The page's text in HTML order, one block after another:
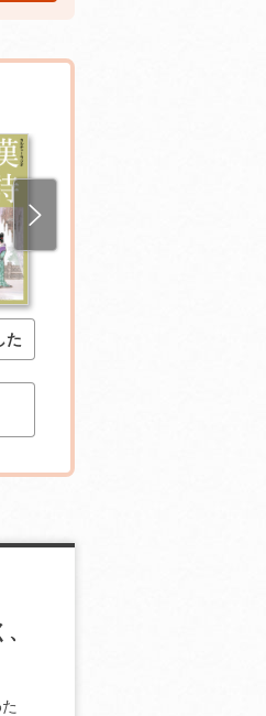
た